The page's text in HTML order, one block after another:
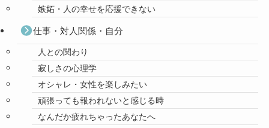
嫉妬・人の幸せを応援できない
仕事・対人関係・自分
人との関わり
寂しさの心理学
オシャレ・女性を楽しみたい
頑張っても報われないと感じる時
なんだか疲れちゃったあなたへ